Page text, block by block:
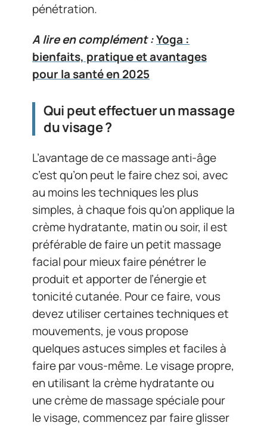
pénétration.
A lire en complément :Yoga :
bienfaits, pratique et avantages
pour la santé en 2025
Qui peut effectuer un massage
du visage ?
L’avantage de ce massage anti-âge
c’est qu’on peut le faire chez soi, avec
au moins les techniques les plus
simples, à chaque fois qu’on applique la
crème hydratante, matin ou soir, il est
préférable de faire un petit massage
facial pour mieux faire pénétrer le
produit et apporter de l’énergie et
tonicité cutanée. Pour ce faire, vous
devez utiliser certaines techniques et
mouvements, je vous propose
quelques astuces simples et faciles à
faire par vous-même. Le visage propre,
en utilisant la crème hydratante ou
une crème de massage spéciale pour
le visage, commencez par faire glisser